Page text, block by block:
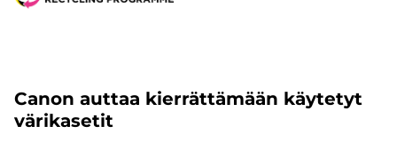
Canon auttaa kierrättämään käytetyt
värikasetit